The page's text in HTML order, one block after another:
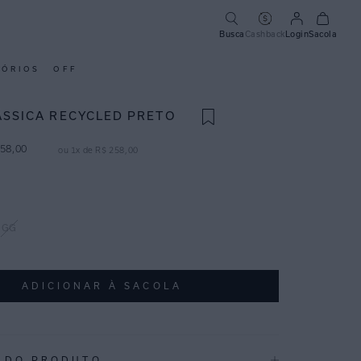
Busca CashbackLoginSacola
OFF
RECYCLED PRETO
00 ou 1 x de R$ 258 00
ADICIONAR À SACOLA